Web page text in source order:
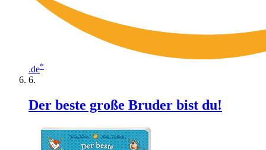
.de*
Der beste große Bruder bist du!